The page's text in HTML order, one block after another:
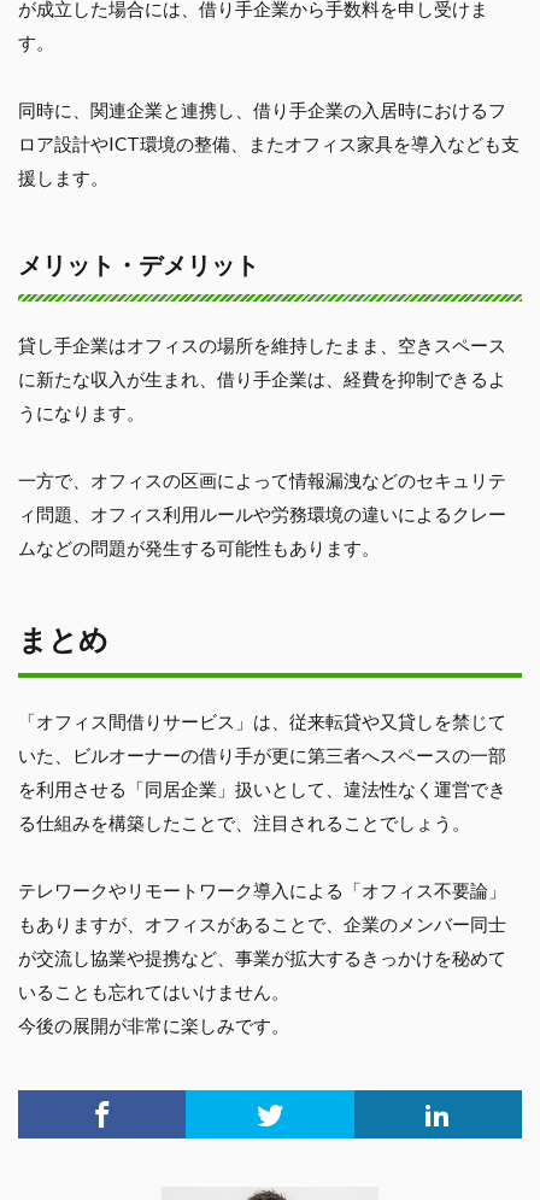
が成立した場合には、借り手企業から手数料を申し受けま
す。
同時に、関連企業と連携し、借り手企業の入居時におけるフ
ロア設計やICT環境の整備、またオフィス家具を導入なども支
援します。
メリット・デメリット
貸し手企業はオフィスの場所を維持したまま、空きスペース
に新たな収入が生まれ、借り手企業は、経費を抑制できるよ
うになります。
一方で、オフィスの区画によって情報漏洩などのセキュリテ
ィ問題、オフィス利用ルールや労務環境の違いによるクレー
ムなどの問題が発生する可能性もあります。
まとめ
「オフィス間借りサービス」は、従来転貸や又貸しを禁じて
いた、ビルオーナーの借り手が更に第三者へスペースの一部
を利用させる「同居企業」扱いとして、違法性なく運営でき
る仕組みを構築したことで、注目されることでしょう。
テレワークやリモートワーク導入による「オフィス不要論」
もありますが、オフィスがあることで、企業のメンバー同士
が交流し協業や提携など、事業が拡大するきっかけを秘めて
いることも忘れてはいけません。
今後の展開が非常に楽しみです。